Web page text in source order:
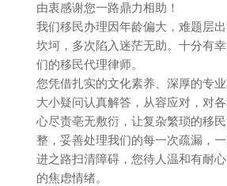
由衷感谢您一路鼎力相助！
我们移民办理因年龄偏大，难题层
坎坷，多次陷入迷茫无助。十分有
们的移民代理律师。
您凭借扎实的文化素养、深厚的专
大小疑问认真解答，从容应对，对
心尽责亳无敷衍，让复杂繁琐的移
整，妥善处理我们的每一次疏漏，
进之路扫清障碍，您待人温和有耐
的焦虑情绪。